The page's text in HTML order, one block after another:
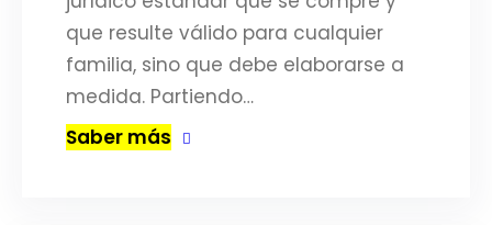
que resulte válido para cualquier
familia, sino que debe elaborarse a
medida. Partiendo…
Saber más